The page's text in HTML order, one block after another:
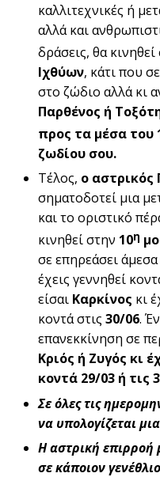
καλλιτεχνικές ή
αλλά και
δράσεις, θα κινηθεί
Ιχθύων, κάτι που
στο ζώδιο αλλά κι
Παρθένος ή
προς τα μέσα του
ζωδίου σου.
Τέλος, ο
σηματοδοτεί μια
και το οριστικό
κινηθεί στην 10η
σε επηρεάσει
έχεις γεννηθεί
είσαι Καρκίνος κι
κοντά στις 30/06.
επανεκκίνηση σε
Κριός ή Ζυγός κι
κοντά 29/03 ή τις
Σε όλες τις
να υπολογίζεται
Η αστρική επιρροή
σε κάποιον